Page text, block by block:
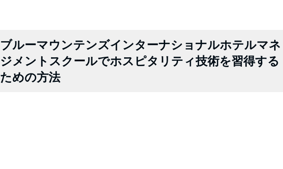
ブルーマウンテンズインターナショナルホテルマネ
ジメントスクールでホスピタリティ技術を習得する
ための方法